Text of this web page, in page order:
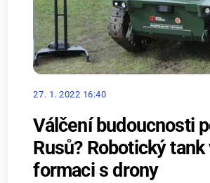
27. 1. 2022 16:40
Válčení budoucnosti
Rusů? Robotický tank
formaci s drony